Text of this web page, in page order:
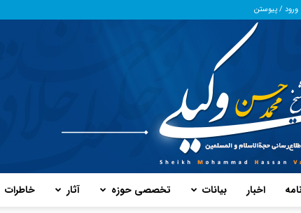
ورود / پیوستن
اخبار بیانات تخصصی حوزه آثار خاطرات